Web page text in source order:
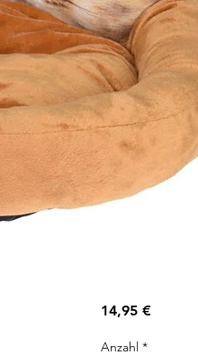
14,95 €Preis
Anzahl *